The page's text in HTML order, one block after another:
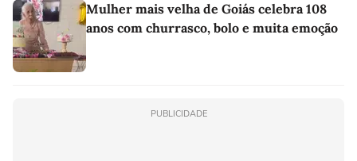
Mulher mais velha de Goiás celebra 108
anos com churrasco, bolo e muita emoção
PUBLICIDADE